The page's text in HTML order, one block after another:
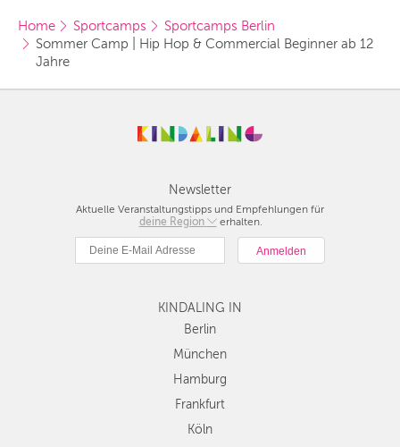
Home Sportcamps
Sportcamps Berlin
Sommer Camp | Hip Hop & Commercial Beginner ab 12
Jahre
Newsletter
Aktuelle Veranstaltungstipps und Empfehlungen für
deine Region
Berlin
München
Hamburg
Köln
Düsseldorf
Stuttgart
Essen
Dresden
erhalten.
KINDALING IN
Berlin
München
Hamburg
Frankfurt
Köln